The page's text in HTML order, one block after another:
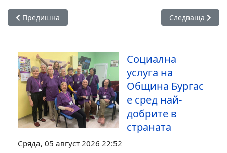
Предишна статия: Общините в Бургаско с решение да
Предишна Следваща
Следваща
Социална
услуга на
Община Бургас
е сред най-
добрите в
страната
Сряда, 05 август 2026 22:52